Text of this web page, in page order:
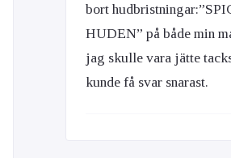
bort
HUDEN” på både min
jag skulle vara jätte
kunde få svar snarast.